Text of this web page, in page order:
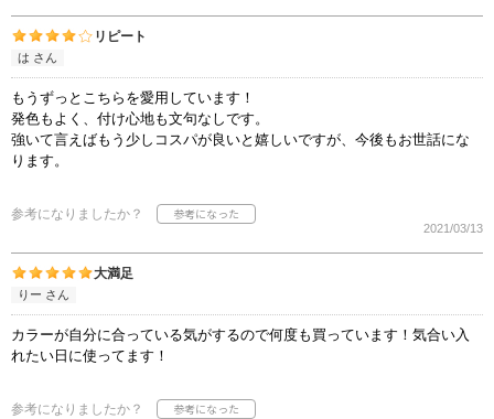
リピート
は さん
もうずっとこちらを愛用しています！
発色もよく、付け心地も文句なしです。
強いて言えばもう少しコスパが良いと嬉しいですが、今後もお世話にな
ります。
参考になりましたか？
2021/03/13
大満足
りー さん
カラーが自分に合っている気がするので何度も買っています！気合い入
れたい日に使ってます！
参考になりましたか？